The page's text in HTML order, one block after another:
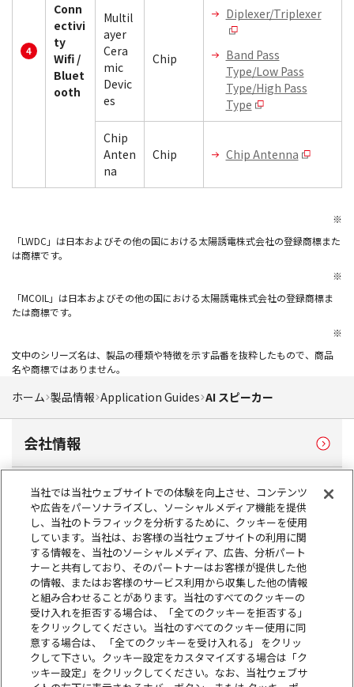
Conn
ectivi
ty
Wifi /
Bluet
ooth
Multil
ayer
Cera
mic
Devic
es
Chip
Diplexer/Triplexer
Band Pass
Type/Low Pass
Type/High Pass
Type
Chip
Anten
na
Chip Chip Antenna
※
「LWDC」は日本およびその他の国における太陽誘電株式会社の登録商標また
は商標です。
※
「MCOIL」は日本およびその他の国における太陽誘電株式会社の登録商標ま
たは商標です。
※
文中のシリーズ名は、製品の種類や特徴を示す品番を抜粋したもので、商品
名や商標ではありません。
ホーム 製品情報 Application Guides AI スピーカー
会社情報
製品情報
サステナビリティ
株主・投資家情報
採用情報
当社では当社ウェブサイトでの体験を向上させ、コンテンツ
や広告をパーソナライズし、ソーシャルメディア機能を提供
し、当社のトラフィックを分析するために、クッキーを使用
しています。当社は、お客様の当社ウェブサイトの利用に関
する情報を、当社のソーシャルメディア、広告、分析パート
ナーと共有しており、そのパートナーはお客様が提供した他
の情報、またはお客様のサービス利用から収集した他の情報
と組み合わせることがあります。当社のすべてのクッキーの
受け入れを拒否する場合は、「全てのクッキーを拒否する」
をクリックしてください。当社のすべてのクッキー使用に同
意する場合は、 「全てのクッキーを受け入れる」 をクリッ
クして下さい。クッキー設定をカスタマイズする場合は「ク
ッキー設定」をクリックしてください。なお、当社ウェブサ